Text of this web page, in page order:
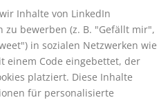
Inhalte von LinkedIn
bewerben (z. B. "Gefällt mir",
in sozialen Netzwerken wie
einem Code eingebettet, der
platziert. Diese Inhalte
für personalisierte